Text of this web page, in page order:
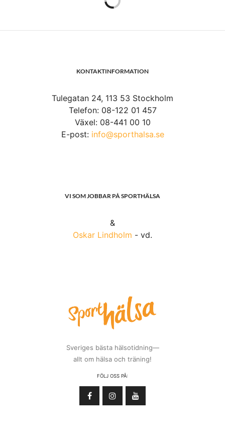
KONTAKTINFORMATION
Tulegatan 24, 113 53 Stockholm
Telefon: 08-122 01 457
Växel: 08-441 00 10
E-post: info@sporthalsa.se
VI SOM JOBBAR PÅ SPORTHÄLSA
&
Oskar Lindholm - vd.
Sveriges bästa hälsotidning—
allt om hälsa och träning!
FÖLJ OSS PÅ: